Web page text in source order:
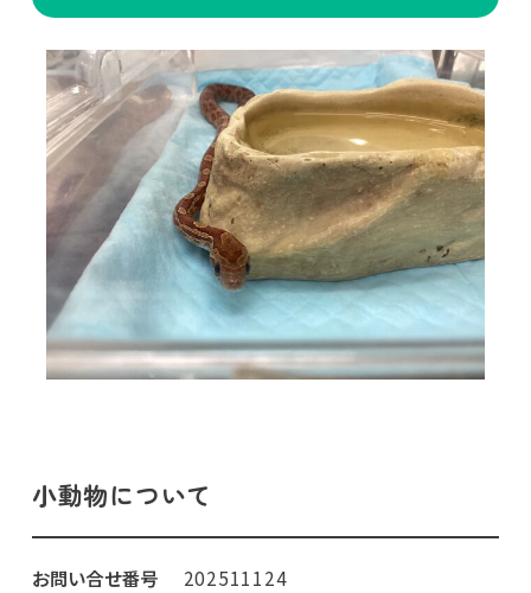
小動物について
お問い合せ番号
202511124